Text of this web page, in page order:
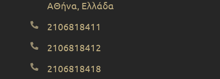
ΑΘήνα, Ελλάδα
2106818411
2106818412
2106818418